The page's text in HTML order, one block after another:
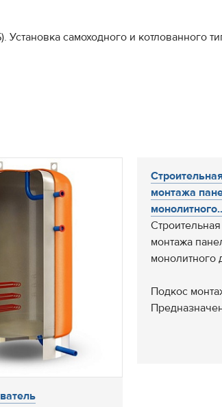
самоходного и котлованного
монтажа
монтажа
монолитного
Подкос